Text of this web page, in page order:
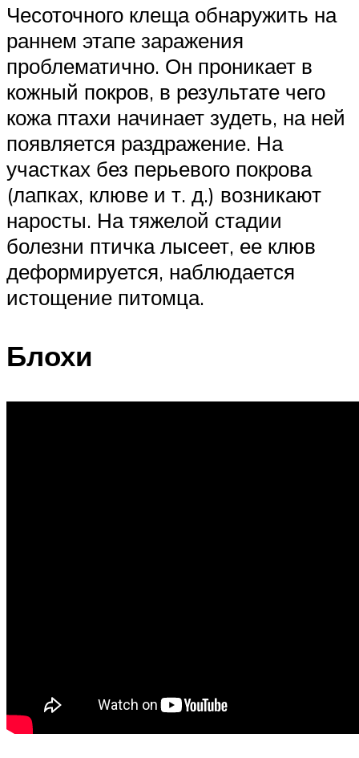
Чесоточного клеща обнаружить на
раннем этапе заражения
проблематично. Он проникает в
кожный покров, в результате чего
кожа птахи начинает зудеть, на ней
появляется раздражение. На
участках без перьевого покрова
(лапках, клюве и т. д.) возникают
наросты. На тяжелой стадии
болезни птичка лысеет, ее клюв
деформируется, наблюдается
истощение питомца.
Блохи